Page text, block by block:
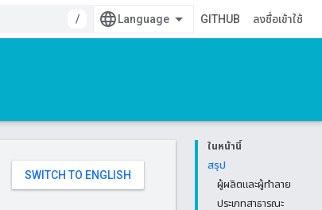
/
GITHUB ลงชื่อเข้าใช้
ในหน้านี้
สรุป
ผู้ผลิตและผู้ทำลาย
ประเภทสาธารณะ